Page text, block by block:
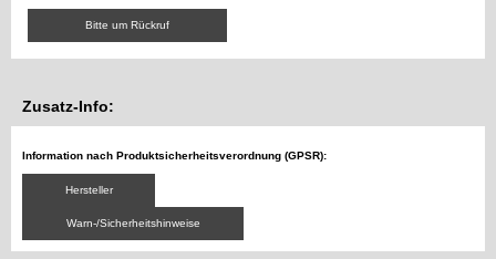
Bitte um Rückruf
Zusatz-Info:
Information nach Produktsicherheitsverordnung (GPSR):
Hersteller
Warn-/Sicherheitshinweise